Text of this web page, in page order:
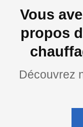
Vous
propos
Découvrez